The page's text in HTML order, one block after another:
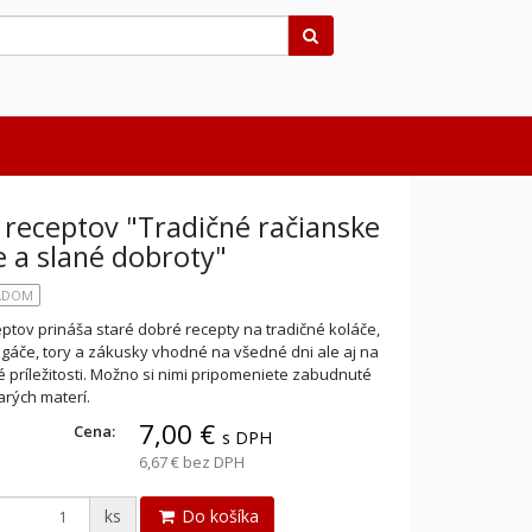
"Tradičné račianske
a slané dobroty"
prináša staré dobré recepty na tradičné koláče,
tory a zákusky vhodné na všedné dni ale aj na
príležitosti. Možno si nimi pripomeniete zabudnuté
materí.
Cena:
7,00 € s DPH
6,67 € bez DPH
ks Do košíka